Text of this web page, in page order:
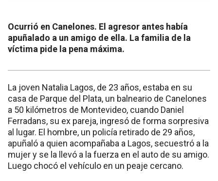
Ocurrió en Canelones. El agresor antes había
apuñalado a un amigo de ella. La familia de la
víctima pide la pena máxima.
La joven Natalia Lagos, de 23 años, estaba en su
casa de Parque del Plata, un balneario de Canelones
a 50 kilómetros de Montevideo, cuando Daniel
Ferradans, su ex pareja, ingresó de forma sorpresiva
al lugar. El hombre, un policía retirado de 29 años,
apuñaló a quien acompañaba a Lagos, secuestró a la
mujer y se la llevó a la fuerza en el auto de su amigo.
Luego chocó el vehículo en un peaje cercano.